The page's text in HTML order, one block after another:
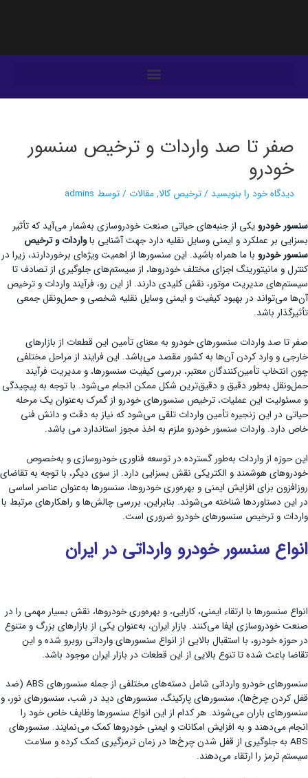
صفر تا صد واردات و ترخیص سنسور
خودرو
دیدگاه‌ خود را بنویسید /ترخیص کالا,مقالات / توسط admins
سنسور خودرو یکی از جنبه‌های حیاتی صنعت خودروسازی به‌شمار می‌آید که تأثیر
بسزایی بر عملکرد و ایمنی وسایل نقلیه دارد جهت آشنایی باواردات و ترخیص
سنسور خودرو با ما همراه باشید. این سنسورها از اهمیت ویژه‌ای برخوردارند، زیرا در
کنترل و مانیتورینگ اجزای مختلف خودروها، از سیستم‌های جلوگیری از تصادف تا
سیستم‌های مدیریت موتور، نقش کلیدی دارند. از این رو، فرآیند واردات و ترخیص
آن‌ها می‌تواند در بهبود کیفیت و ایمنی وسایل نقلیه شخصی و حمل‌ونقل جمعی
تأثیرگذار باشد.
صفر تا صد واردات سنسورهای خودرو به معنای تأمین این قطعات از بازارهای
خارجی و وارد کردن آن‌ها به کشور مقصد می‌باشد. این فرایند از مراحل مختلفی
چون انتخاب تأمین‌کنندگان معتبر، بررسی کیفیت سنسورها، و مدیریت فرآیند
حمل‌ونقل به‌طور دقیق و دقیق‌ترین شکل ممکن انجام می‌شود. با توجه به پیچیدگی
و مسئولیت این عملیات، ترخیص سنسورهای خودرو از گمرک به‌عنوان یک مرحله
حیاتی در این زنجیره تأمین واردات تلقی می‌شود که نیاز به دقت و دانش فنی
خاص دارد. واردات سنسور خودرو ملزم به اخذ مجوز استاندارد می باشد.
این حوزه از واردات به‌طور گسترده در توسعه فناوری خودروسازی و به‌خصوص
خودروهای هوشمند و الکتریکی نقش بسزایی دارد. از سوی دیگر، با توجه به تقاضای
روزافزون برای افزایش ایمنی و بهره‌وری خودروها، سنسورها به‌عنوان عناصر اساسی
در این دستاوردها شناخته می‌شوند. بنابراین، بررسی چالش‌ها و راهکارهای مرتبط با
واردات و ترخیص سنسورهای خودرو ضروری است.
انواع سنسور خودرو وارداتی در ایران
انواع سنسورها با ارتقاء ایمنی، کارایی، و بهره‌وری خودروها، نقش بسیار مهمی را در
صنعت خودروسازی ایفا می‌کنند. بازار ایران، به‌عنوان یکی از بازارهای بزرگ و متنوع
در حوزه خودرو، با استقبال بالایی از انواع سنسورهای وارداتی روبرو شده و این
تقاضا باعث شده تا تنوع بالایی از این قطعات در بازار ایران موجود باشد.
سنسورهای خودرو وارداتی شامل دسته‌های مختلفی از جمله سنسورهای ABS (ضد
قفل کردن چرخ‌ها)، سنسورهای پارکینگ، سنسورهای دید در شب، سنسورهای نور، و
سنسورهای باران می‌شوند. هر کدام از این انواع سنسورها وظایف خاص خود را
انجام می‌دهند و به افزایش امکانات و ایمنی خودروها کمک می‌نمایند. سنسورهای
ABS به جلوگیری از قفل شدن چرخ‌ها در زمان ترمزگیری کمک کرده و سلامت
سیستم ترمز را ارتقاء می‌دهند.